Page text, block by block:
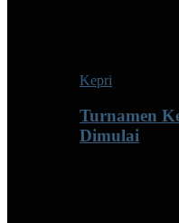
Kepri
Turnamen
Dimulai